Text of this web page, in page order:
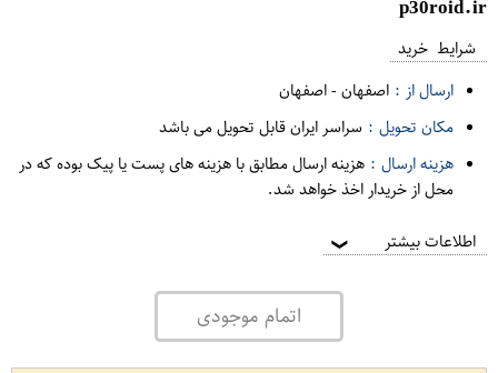
p30roid.ir
شرایط خرید
ارسال از : اصفهان-اصفهان
مکان تحویل : سراسر ایران قابل تحویل می باشد
هزینه ارسال : هزینه ارسال مطابق با هزینه های پست یا پیک بوده که در
محل از خریدار اخذ خواهد شد.
اطلاعات بیشتر ❯
اتمام موجودی